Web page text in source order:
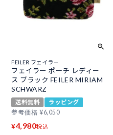
FEILER フェイラー
フェイラー ポーチ レディー
ス ブラック FEILER MIRIAM
SCHWARZ
送料無料
ラッピング
参考価格 ¥6,050
¥4,980税込